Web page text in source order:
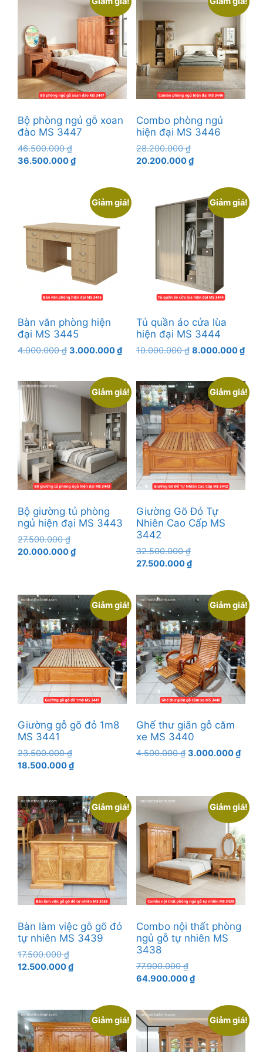
35.500.000 ₫.
Bộ phòng ngủ gỗ xoan
đào MS 3447
46.500.000₫Giá
gốc
46.500.000 ₫.
36.500.000₫Giá
36.500.000 ₫.
Combo phòng ngủ
hiện đại MS 3446
28.200.000₫Giá
gốc
28.200.000 ₫.
20.200.000₫Giá
là:
20.200.000 ₫.
Giảm giá!
Bàn văn phòng hiện
đại MS 3445
4.000.000₫ Giá
4.000.000 ₫.
3.000.000₫Giá
là:
3.000.000 ₫.
Giảm giá!
Tủ quần áo cửa lùa
hiện đại MS 3444
10.000.000₫ Giá
10.000.000 ₫.
8.000.000₫Giá
là:
Giảm giá!
Bộ giường tủ phòng
ngủ hiện đại MS 3443
27.500.000₫Giá
gốc
20.000.000₫Giá
20.000.000 ₫.
Giảm giá!
Giường Gõ Đỏ Tự
Nhiên Cao Cấp MS
3442
32.500.000₫Giá
gốc
32.500.000 ₫.
27.500.000₫Giá
là:
27.500.000 ₫.
Giảm giá!
Giường gỗ gõ đỏ 1m8
MS 3441
23.500.000₫Giá
gốc
23.500.000 ₫.
18.500.000₫Giá
là:
18.500.000 ₫.
Giảm giá!
Ghế thư giãn gỗ căm
xe MS 3440
4.500.000₫ Giá
4.500.000 ₫.
3.000.000₫Giá
Giảm giá!
Bàn làm việc gỗ gõ đỏ
tự nhiên MS 3439
17.500.000₫Giá
gốc
12.500.000₫Giá
12.500.000 ₫.
Giảm giá!
Combo nội thất phòng
ngủ gỗ tự nhiên MS
3438
77.900.000₫Giá
gốc
77.900.000 ₫.
64.900.000₫Giá
64.900.000 ₫.
Giảm giá! Giảm giá!